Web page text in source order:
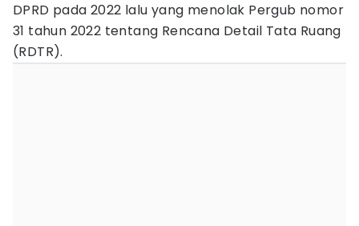
DPRD pada 2022 lalu yang menolak Pergub nomor
31 tahun 2022 tentang Rencana Detail Tata Ruang
(RDTR).